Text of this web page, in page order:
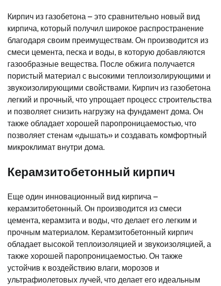
Кирпич из газобетона – это сравнительно новый вид
кирпича, который получил широкое распространение
благодаря своим преимуществам. Он производится из
смеси цемента, песка и воды, в которую добавляются
газообразные вещества. После обжига получается
пористый материал с высокими теплоизолирующими и
звукоизолирующими свойствами. Кирпич из газобетона
легкий и прочный, что упрощает процесс строительства
и позволяет снизить нагрузку на фундамент дома. Он
также обладает хорошей паропроницаемостью, что
позволяет стенам «дышать» и создавать комфортный
микроклимат внутри дома.
Керамзитобетонный кирпич
Еще один инновационный вид кирпича –
керамзитобетонный. Он производится из смеси
цемента, керамзита и воды, что делает его легким и
прочным материалом. Керамзитобетонный кирпич
обладает высокой теплоизоляцией и звукоизоляцией, а
также хорошей паропроницаемостью. Он также
устойчив к воздействию влаги, морозов и
ультрафиолетовых лучей, что делает его идеальным